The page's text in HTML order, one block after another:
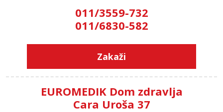
011/3559-732
011/6830-582
Zakaži
EUROMEDIK Dom zdravlja
Cara Uroša 37